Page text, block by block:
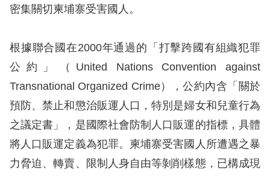
消
權
業
務
核
心
人
密集關切柬埔寨受害國人。
根據聯合國在2000年通過的「打擊跨國有組織犯罪
公約」（United Nations Convention against
Transnational Organized Crime），公約內含「關於
預防、禁止和懲治販運人口，特別是婦女和兒童行為
之議定書」，是國際社會防制人口販運的指標，具體
將人口販運定義為犯罪。柬埔寨受害國人所遭遇之暴
力脅迫、轉賣、限制人身自由等剝削樣態，已構成現